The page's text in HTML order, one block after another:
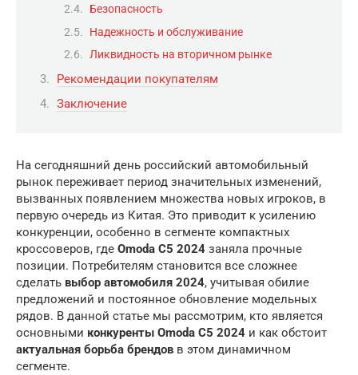
Безопасность
Надежность и обслуживание
Ликвидность на вторичном рынке
Рекомендации покупателям
Заключение
На сегодняшний день российский автомобильный
рынок переживает период значительных изменений,
вызванных появлением множества новых игроков, в
первую очередь из Китая. Это приводит к усилению
конкуренции, особенно в сегменте компактных
кроссоверов, где Omoda C5 2024 заняла прочные
позиции. Потребителям становится все сложнее
сделать выбор автомобиля 2024, учитывая обилие
предложений и постоянное обновление модельных
рядов. В данной статье мы рассмотрим, кто является
основными конкуренты Omoda C5 2024 и как обстоит
актуальная борьба брендов в этом динамичном
сегменте.